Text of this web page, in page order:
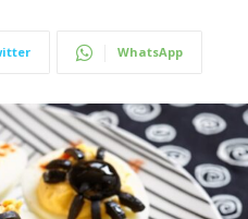
WhatsApp